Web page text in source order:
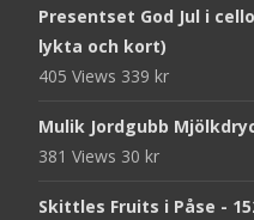
Presentset God Jul i
lykta och kort)
405 Views 339 kr
Mulik Jordgubb
381 Views 30 kr
Skittles Fruits i Påse -